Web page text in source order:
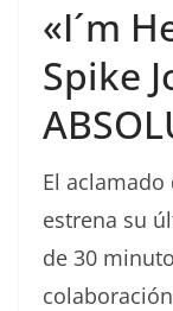
«I´m
Spike
El
estrena su
de 30